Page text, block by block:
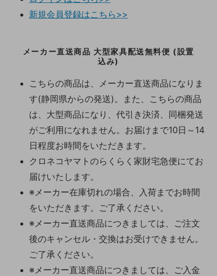
新規会員登録はこちら>>
メーカー直送商品 大型家具配送無料便 (設置
込み)
こちらの商品は、メーカー直送商品になりま
す(静岡県からの発送)。また、こちらの商品
は、大型商品になり、代引き決済、同梱発送
がご利用になれません。お届けまで10日～14
日程度お時間をいただきます。
クロネコヤマトのらくらく家財宅急便にてお
届けいたします。
※メーカー在庫切れの場合、入荷までお時間
をいただきます。ご了承ください。
※メーカー直送商品につきましては、ご注文
後のキャンセル・交換はお受けできません。
ご了承ください。
※メーカー直送商品につきましては、ご入金